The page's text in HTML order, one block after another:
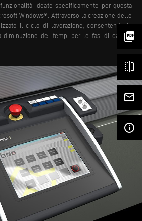
picture_as_pdf
flip
mail_outline
info_outline
ideate specificamente per questa
Windows®. Attraverso la creazione delle
il ciclo di lavorazione, consentendo la
diminuzione dei tempi per le fasi di carico-